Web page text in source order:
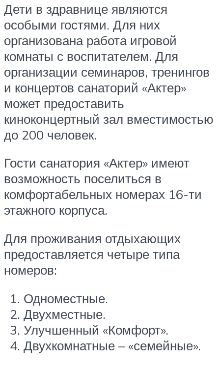
Дети в здравнице являются
особыми гостями. Для них
организована работа игровой
комнаты с воспитателем. Для
организации семинаров, тренингов
и концертов санаторий «Актер»
может предоставить
киноконцертный зал вместимостью
до 200 человек.
Гости санатория «Актер» имеют
возможность поселиться в
комфортабельных номерах 16-ти
этажного корпуса.
Для проживания отдыхающих
предоставляется четыре типа
номеров:
Одноместные.
Двухместные.
Улучшенный «Комфорт».
Двухкомнатные – «семейные».